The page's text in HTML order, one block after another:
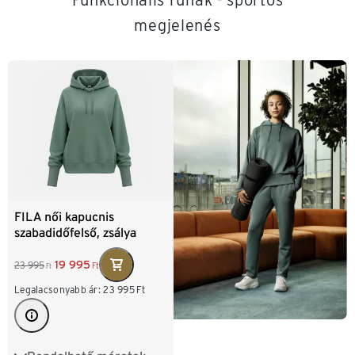
megjelenés
FILA női kapucnis
szabadidőfelső, zsálya
23 995 Ft 19 995 Ft
Legalacsonyabb ár: 23 995 Ft